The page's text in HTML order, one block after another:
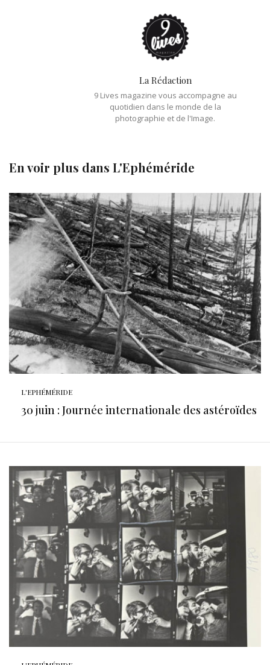
La Rédaction
9 Lives magazine vous accompagne au
quotidien dans le monde de la
photographie et de l'Image.
En voir plus dans L'Ephéméride
L'EPHÉMÉRIDE
30 juin : Journée internationale des astéroïdes